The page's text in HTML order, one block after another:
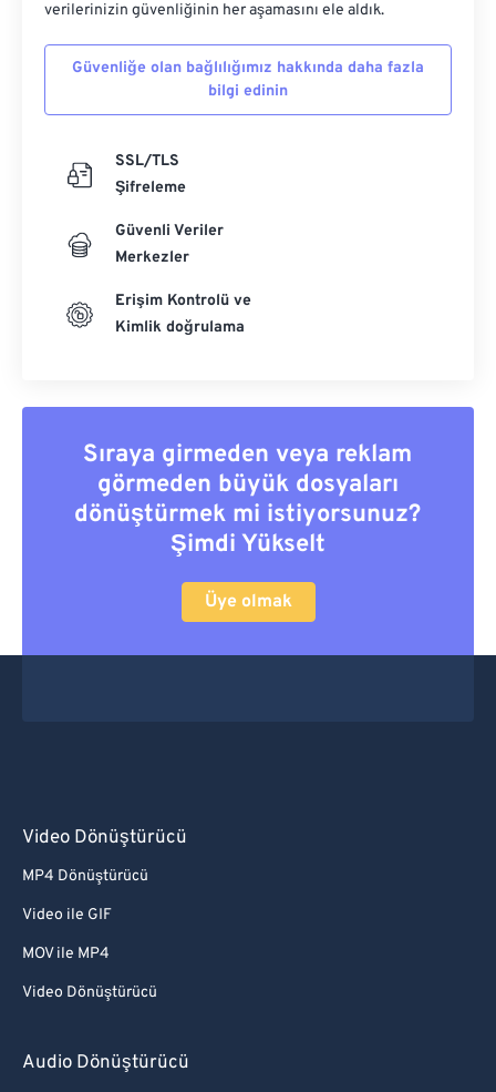
verilerinizin güvenliğinin her aşamasını ele aldık.
Güvenliğe olan bağlılığımız hakkında daha fazla
bilgi edinin
SSL/TLS
Şifreleme
Güvenli Veriler
Merkezler
Erişim Kontrolü ve
Kimlik doğrulama
Sıraya girmeden veya reklam
görmeden büyük dosyaları
dönüştürmek mi istiyorsunuz?
Şimdi Yükselt
Üye olmak
Video Dönüştürücü
MP4 Dönüştürücü
Video ile GIF
MOV ile MP4
Video Dönüştürücü
Audio Dönüştürücü